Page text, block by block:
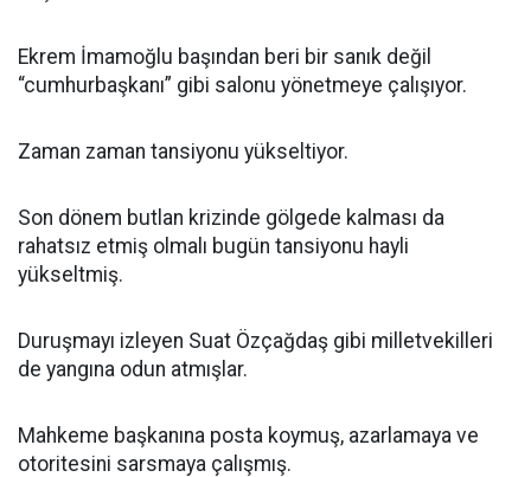
Ekrem İmamoğlu başından beri bir sanık değil
“cumhurbaşkanı” gibi salonu yönetmeye çalışıyor.
Zaman zaman tansiyonu yükseltiyor.
Son dönem butlan krizinde gölgede kalması da
rahatsız etmiş olmalı bugün tansiyonu hayli
yükseltmiş.
Duruşmayı izleyen Suat Özçağdaş gibi milletvekilleri
de yangına odun atmışlar.
Mahkeme başkanına posta koymuş, azarlamaya ve
otoritesini sarsmaya çalışmış.